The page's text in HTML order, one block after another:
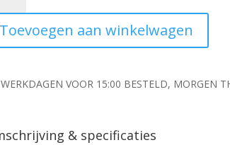
Toevoegen aan winkelwagen
VOOR 15:00 BESTELD, MORGEN
& specificaties